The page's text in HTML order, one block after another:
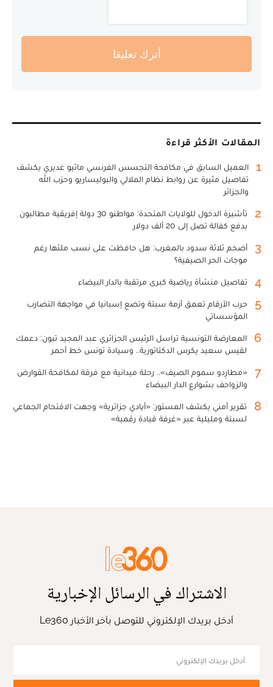
أترك تعليقا
المقالات الأكثر قراءة
1
العميل السابق في مكافحة التجسس الفرنسي ماثيو غديري يكشف
تفاصيل مثيرة عن روابط نظام الملالي والبوليساريو وحزب الله
والجزائر
2
تأشيرة الدخول للولايات المتحدة: مواطنو 30 دولة إفريقية مطالبون
بدفع كفالة تصل إلى 20 ألف دولار
3
أضخم ثلاثة سدود بالمغرب: هل حافظت على نسب ملئها رغم
موجات الحر الصيفية؟
4 تفاصيل منشأة رياضية كبرى مرتقبة بالدار البيضاء
5
حرب الأرقام تعمق أزمة سبتة وتضع إسبانيا في مواجهة التضارب
المؤسساتي
6
المعارضة التونسية تراسل الرئيس الجزائري عبد المجيد تبون: دعمك
لقيس سعيد يكرس الدكتاتورية.. وسيادة تونس خط أحمر
7
«مطارِدو سموم الصيف».. رحلة ميدانية مع فرقة لمكافحة القوارض
والزواحف بشوارع الدار البيضاء
8
تقرير أمني يكشف المستور: «أيادي جزائرية» وجهت الاقتحام الجماعي
لسبتة ومليلية عبر «غرفة قيادة رقمية»
الاشتراك في الرسائل الإخبارية
أدخل بريدك الإلكتروني للتوصل بآخر الأخبار Le360